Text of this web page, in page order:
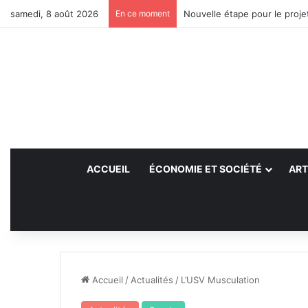
samedi, 8 août 2026 En ce moment Nouvelle étape pour le
ACCUEIL ÉCONOMIE ET SOCIÉTÉ
Accueil / Actualités / L’USV Musculation